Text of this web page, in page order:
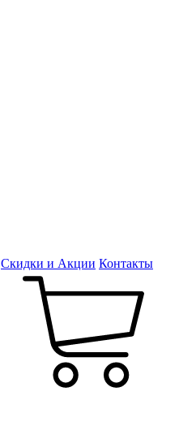
Скидки и Акции Контакты